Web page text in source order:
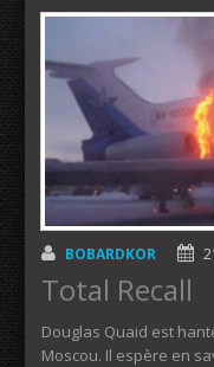
BOBARDKOR
Total Recall
Douglas Quaid est
Moscou. Il espère en